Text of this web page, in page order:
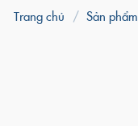
Trang chủ / Sản phẩm